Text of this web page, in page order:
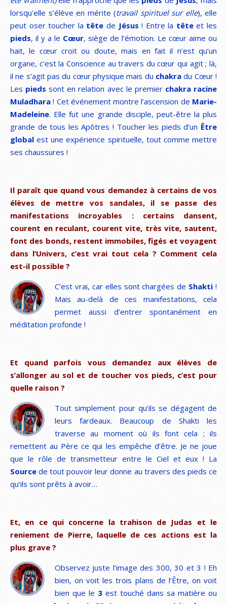
lorsqu’elle s’élève en mérite (travail spirituel sur elle), elle
peut oser toucher la tête de Jésus! Entre la têteet les
pieds, il y a le Cœur, siège de l’émotion. Le cœur aime ou
hait, le cœur croit ou doute, mais en fait il n’est qu’un
organe, c’est la Conscience au travers du cœur qui agit ; là,
il ne s’agit pas du cœur physique mais du chakra du Cœur !
Les pieds sont en relation avec le premier chakra racine
Muladhara ! Cet événement montre l’ascension de Marie-
Madeleine. Elle fut une grande disciple, peut-être la plus
grande de tous les Apôtres ! Toucher les pieds d’un Être
global est une expérience spirituelle, tout comme mettre
ses chaussures !
Il paraît que quand vous demandez à certains de vos
élèves de mettre vos sandales, il se passe des
manifestations incroyables : certains dansent,
courent en reculant, courent vite, très vite, sautent,
font des bonds, restent immobiles, figés et voyagent
dans l’Univers, c’est vrai tout cela ? Comment cela
est-il possible ?
C’est vrai, car elles sont chargées de Shakti !
Mais au-delà de ces manifestations, cela
permet aussi d’entrer spontanément en
méditation profonde !
Et quand parfois vous demandez aux élèves de
s’allonger au sol et de toucher vos pieds, c’est pour
quelle raison ?
Tout simplement pour qu’ils se dégagent de
leurs fardeaux. Beaucoup de Shakti les
traverse au moment où ils font cela ; ils
remettent au Père ce qui les empêche d’être. Je ne joue
que le rôle de transmetteur entre le Ciel et eux ! La
Source de tout pouvoir leur donne au travers des pieds ce
qu’ils sont prêts à avoir…
Et, en ce qui concerne la trahison de Judas et le
reniement de Pierre, laquelle de ces actions est la
plus grave ?
Observez juste l’image des 300, 30 et 3 ! Eh
bien, on voit les trois plans de l’Être, on voit
bien que le 3 est touché dans sa matière ou